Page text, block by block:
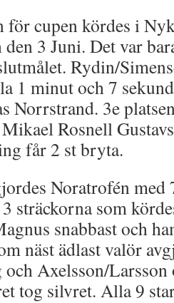
för cupen kördes i
3 Juni. Det var
Rydin/
1 minut och 7
Norrstrand. 3e
Rosnell
får 2 st bryta.
Noratrofén med
sträckorna som
snabbast och
näst ädlast valör
Axelsson/Larsson
tog silvret. Alla 9